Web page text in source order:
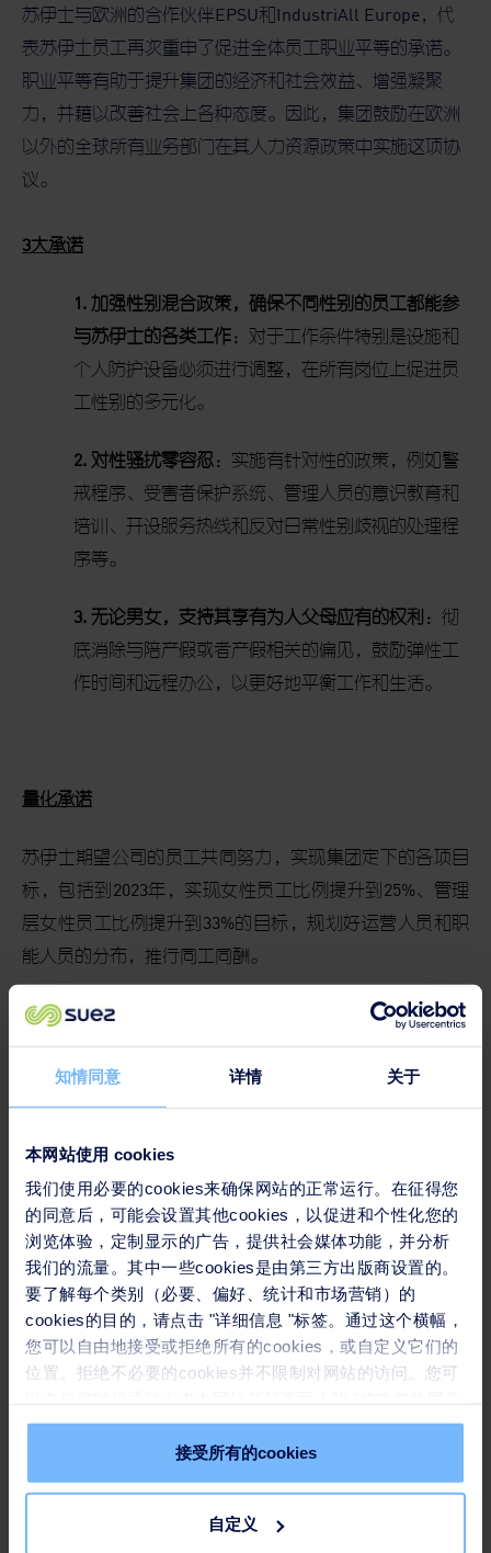
知情同意 详情 关于
本网站使用 cookies
我们使用必要的cookies来确保网站的正常运行。在征得您
的同意后，可能会设置其他cookies，以促进和个性化您的
浏览体验，定制显示的广告，提供社会媒体功能，并分析
我们的流量。其中一些cookies是由第三方出版商设置的。
要了解每个类别（必要、偏好、统计和市场营销）的
cookies的目的，请点击 "详细信息 "标签。通过这个横幅，
您可以自由地接受或拒绝所有的cookies，或自定义它们的
位置。拒绝不必要的cookies并不限制对网站的访问。您可
" 链接来撤回您的同意。请在我们的Cookie政策中了解更
接受所有的cookies
自定义
苏伊士与欧洲的合作伙伴EPSU和IndustriAll Europe，代
表苏伊士员工再次重申了促进全体员工职业平等的承诺。
职业平等有助于提升集团的经济和社会效益、增强凝聚
力，并藉以改善社会上各种态度。因此，集团鼓励在欧洲
以外的全球所有业务部门在其人力资源政策中实施这项协
议。
3大承诺
1.加强性别混合政策，确保不同性别的员工都能参
与苏伊士的各类工作： 对于工作条件特别是设施和
个人防护设备必须进行调整，在所有岗位上促进员
工性别的多元化。
2. 对性骚扰零容忍： 实施有针对性的政策，例如警
戒程序、受害者保护系统、管理人员的意识教育和
培训、开设服务热线和反对日常性别歧视的处理程
序等。
3.无论男女，支持其享有为人父母应有的权利：彻
底消除与陪产假或者产假相关的偏见，鼓励弹性工
作时间和远程办公，以更好地平衡工作和生活。
量化承诺
苏伊士期望公司的员工共同努力，实现集团定下的各项目
标，包括到2023年，实现女性员工比例提升到25%、管理
层女性员工比例提升到33%的目标，规划好运营人员和职
能人员的分布，推行同工同酬。
EPSU秘书长Jan Willem Goudriaan表示：“由于发展方向
正确，我们非常欢迎这项协议的再一次签订。这项协议体
现了明确的价值观，设立了宏大的目标并制定了实现目标
的具体措施。不管在公司从事何种工作，如驾驶卡车、行
政还是管理，均确保男女平等。从现在开始已进入一个崭
新的阶段，我们将密切监督协议的实施情况，确保所有员
工都能享有权益。”